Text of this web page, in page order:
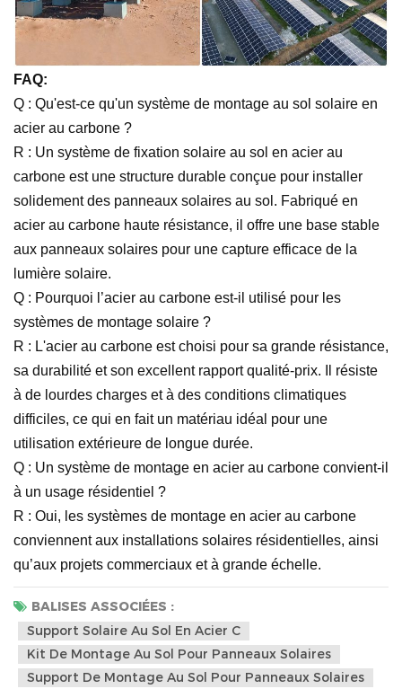
FAQ:
Q : Qu'est-ce qu'un système de montage au sol solaire en
acier au carbone ?
R : Un système de fixation solaire au sol en acier au
carbone est une structure durable conçue pour installer
solidement des panneaux solaires au sol. Fabriqué en
acier au carbone haute résistance, il offre une base stable
aux panneaux solaires pour une capture efficace de la
lumière solaire.
Q : Pourquoi l’acier au carbone est-il utilisé pour les
systèmes de montage solaire ?
R : L'acier au carbone est choisi pour sa grande résistance,
sa durabilité et son excellent rapport qualité-prix. Il résiste
à de lourdes charges et à des conditions climatiques
difficiles, ce qui en fait un matériau idéal pour une
utilisation extérieure de longue durée.
Q : Un système de montage en acier au carbone convient-il
à un usage résidentiel ?
R : Oui, les systèmes de montage en acier au carbone
conviennent aux installations solaires résidentielles, ainsi
qu’aux projets commerciaux et à grande échelle.
BALISES ASSOCIÉES :
Support Solaire Au Sol En Acier C
Kit De Montage Au Sol Pour Panneaux Solaires
Support De Montage Au Sol Pour Panneaux Solaires